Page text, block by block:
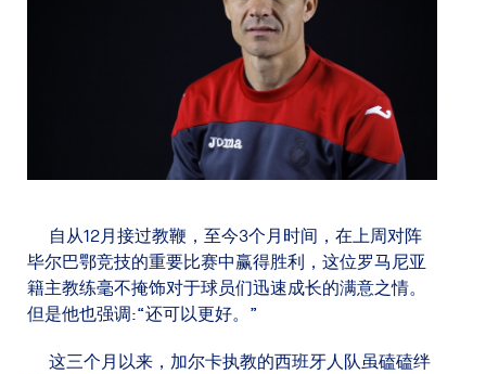
自从12月接过教鞭，至今3个月时间，在上周对阵
毕尔巴鄂竞技的重要比赛中赢得胜利，这位罗马尼亚
籍主教练毫不掩饰对于球员们迅速成长的满意之情。
但是他也强调:“还可以更好。”
这三个月以来，加尔卡执教的西班牙人队虽磕磕绊